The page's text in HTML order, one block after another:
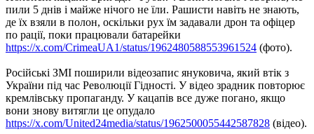
пили 5 днів і майже нічого не їли. Рашисти навіть не знають,
де їх взяли в полон, оскільки рух їм задавали дрон та офіцер
по рації, поки працювали батарейки
https://x.com/CrimeaUA1/status/1962480588553961524 (фото).
Російські ЗМІ поширили відеозапис януковича, який втік з
України під час Революції Гідності. У відео зрадник повторює
кремлівську пропаганду. У кацапів все дуже погано, якщо
вони знову витягли це опудало
https://x.com/United24media/status/1962500055442587828 (відео).